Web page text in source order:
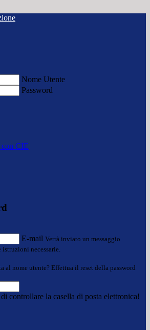
Nome Utente
Password
con CIE
E-mail Verrà inviato un messaggio
necessarie.
al nome utente? Effettua il reset della password
controllare la casella di posta elettronica!